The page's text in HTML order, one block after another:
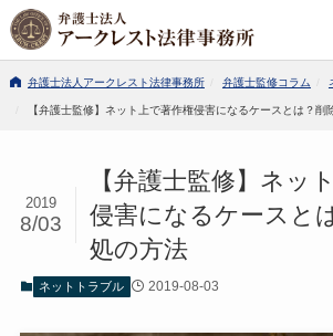
弁護士法人アークレスト法律事務所 弁護士監修コラム
【弁護士監修】ネット上で著作権侵害になるケースとは？削
【弁護士監修】ネッ
侵害になるケースと
処の方法
2019
8/03
ネットトラブル 2019-08-03